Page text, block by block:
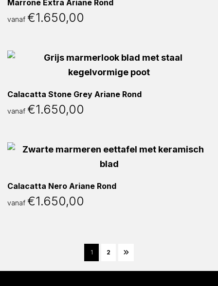
Marrone Extra Ariane Rond
vanaf €1.650,00
Calacatta Stone Grey Ariane Rond
vanaf €1.650,00
Calacatta Nero Ariane Rond
vanaf €1.650,00
1 2